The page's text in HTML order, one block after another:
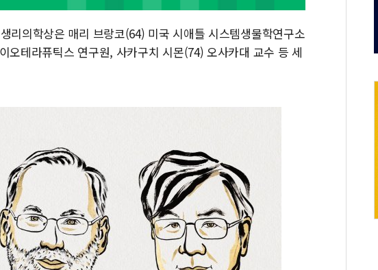
병무청, 보충역 전면 손질… 예술·체육
홈플러스發 대형마트 판매, 역대 최대
윤준병·이해민 의원, '정부 특사'로 콜롬
여야, 황희 '버스 하우스' 공방…野 "청
리의학상은 매리 브랑코(64) 미국 시애틀 시스템생물학연구소
오테라퓨틱스 연구원, 사카구치 시몬(74) 오사카대 교수 등 세